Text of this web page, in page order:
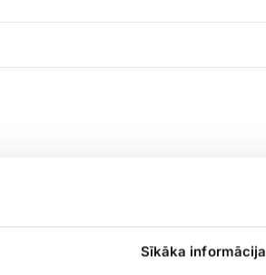
Sīkāka informācija
Букет